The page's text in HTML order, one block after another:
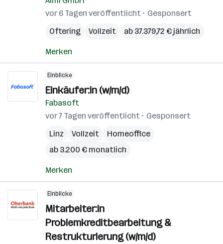
vor 6 Tagen veröffentlicht
Gesponsert
Oftering
Vollzeit ab 37.379,72 € jährlich
Merken
Einblicke
Einkäufer:in (w/m/d)
Fabasoft
vor 7 Tagen veröffentlicht
Gesponsert
Linz
Vollzeit
Homeoffice
ab 3.200 € monatlich
Merken
Einblicke
Mitarbeiter:in
Problemkreditbearbeitung &
Restrukturierung (w/m/d)